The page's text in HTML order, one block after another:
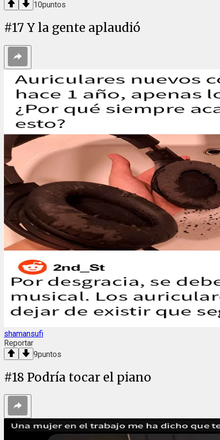
10puntos
#17 Y la gente aplaudió
shamansufi
Reportar
9puntos
#18 Podría tocar el piano